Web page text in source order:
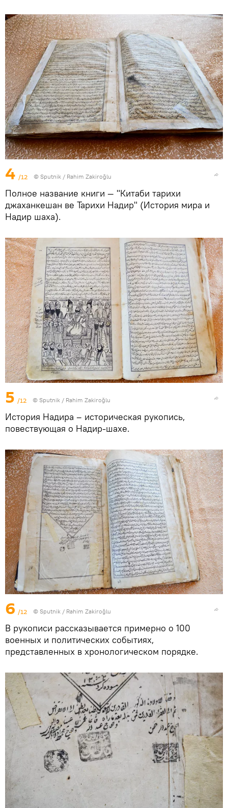
4 /12 © Sputnik / Rahim Zakiroğlu
Полное название книги — "Китаби тарихи
джаханкешан ве Тарихи Надир" (История мира и
Надир шаха).
5 /12 © Sputnik / Rahim Zakiroğlu
История Надира – историческая рукопись,
повествующая о Надир-шахе.
6 /12 © Sputnik / Rahim Zakiroğlu
В рукописи рассказывается примерно о 100
военных и политических событиях,
представленных в хронологическом порядке.